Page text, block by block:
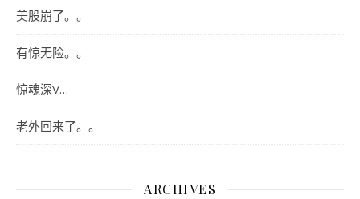
美股崩了。。
有惊无险。。
惊魂深V…
老外回来了。。
ARCHIVES